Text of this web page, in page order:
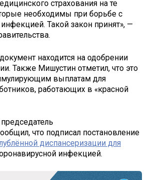
страхования на те
необходимы при борьбе с
Такой закон принят», —
находится на одобрении
Также Мишустин отметил, что это
выплатам для
работающих в «красной
что подписал постановление
диспансеризации для
инфекцией.